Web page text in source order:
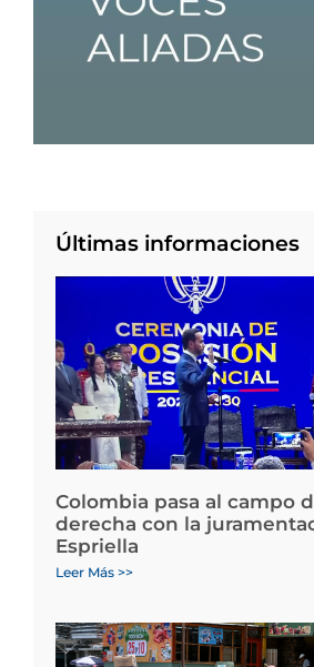
Últimas informaciones
Colombia pasa al campo
derecha con la
Espriella
Leer Más >>